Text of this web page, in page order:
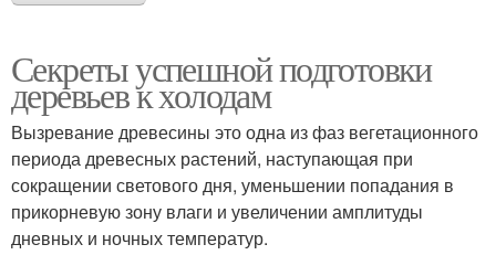
Секреты успешной подготовки
деревьев к холодам
Вызревание древесины это одна из фаз вегетационного
периода древесных растений, наступающая при
сокращении светового дня, уменьшении попадания в
прикорневую зону влаги и увеличении амплитуды
дневных и ночных температур.